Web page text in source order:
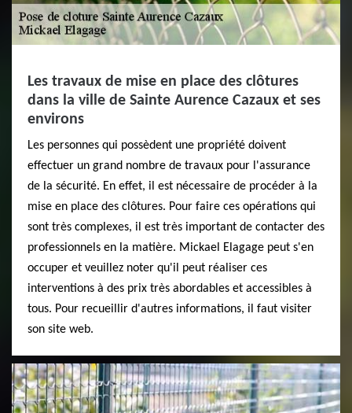
Les travaux de mise en place des clôtures
dans la ville de Sainte Aurence Cazaux et ses
environs
Les personnes qui possèdent une propriété doivent
effectuer un grand nombre de travaux pour l'assurance
de la sécurité. En effet, il est nécessaire de procéder à la
mise en place des clôtures. Pour faire ces opérations qui
sont très complexes, il est très important de contacter des
professionnels en la matière. Mickael Elagage peut s'en
occuper et veuillez noter qu'il peut réaliser ces
interventions à des prix très abordables et accessibles à
tous. Pour recueillir d'autres informations, il faut visiter
son site web.